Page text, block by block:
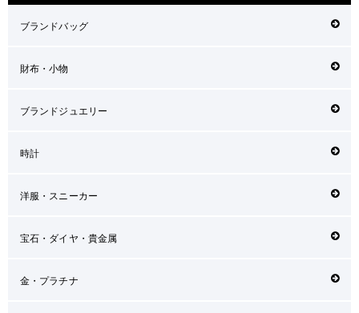
ブランドバッグ
財布・小物
ブランドジュエリー
時計
洋服・スニーカー
宝石・ダイヤ・貴金属
金・プラチナ